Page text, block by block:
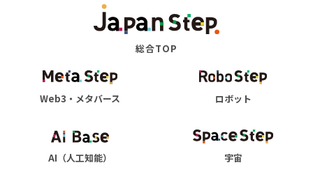
総合TOP
Web3・メタバース ロボット
AI（人工知能） 宇宙